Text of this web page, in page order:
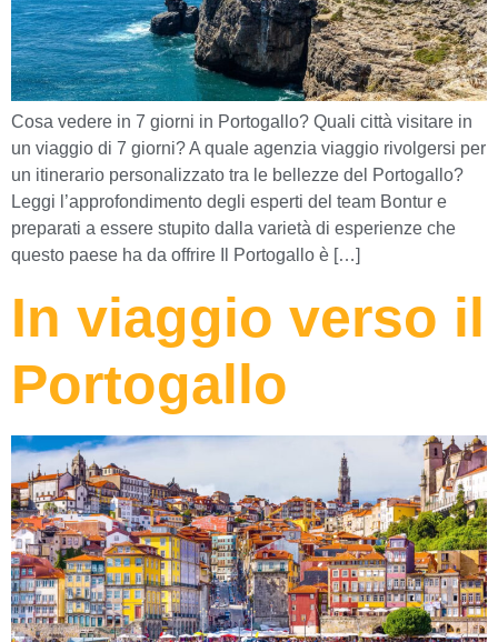
Cosa vedere in 7 giorni in Portogallo? Quali città visitare in
un viaggio di 7 giorni? A quale agenzia viaggio rivolgersi per
un itinerario personalizzato tra le bellezze del Portogallo?
Leggi l’approfondimento degli esperti del team Bontur e
preparati a essere stupito dalla varietà di esperienze che
questo paese ha da offrire Il Portogallo è […]
In viaggio verso il
Portogallo